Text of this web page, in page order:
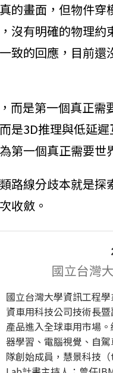
的畫面，但物件
有明確的物理約
致的回應，目前
而是第一個真正
是3D推理與低延
第一個真正需要世
路線分歧本就是
收斂。
國立台灣
國立台灣大學資訊工程
資車用科技公司技術長
產品進入全球車用市場
器學習、電腦視覺、自
隊創始成員，慧景科技